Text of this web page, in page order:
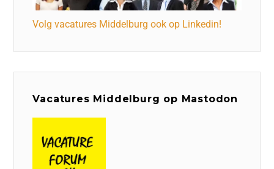
Volg vacatures Middelburg ook op Linkedin!
Vacatures Middelburg op Mastodon